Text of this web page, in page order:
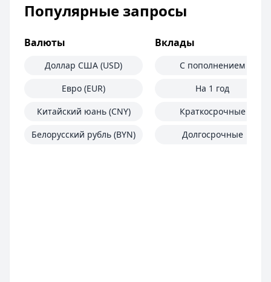
Популярные запросы
Валюты
Доллар США (USD)
Евро (EUR)
Китайский юань (CNY)
Белорусский рубль (BYN)
Вклады
С пополнением
На 1 год
Краткосрочные
Долгосрочные